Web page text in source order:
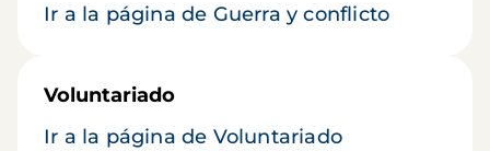
Ir a la página de Guerra y conflicto
Voluntariado
Ir a la página de Voluntariado